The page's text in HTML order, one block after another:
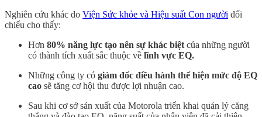
Nghiên cứu khác do Viện Sức khỏe và Hiệu suất Con người đối
chiếu cho thấy:
Hơn 80% năng lực tạo nên sự khác biệt của những người
có thành tích xuất sắc thuộc về lĩnh vực EQ.
Những công ty có giám đốc điều hành thể hiện mức độ EQ
cao sẽ tăng cơ hội thu được lợi nhuận cao.
Sau khi cơ sở sản xuất của Motorola triển khai quản lý căng